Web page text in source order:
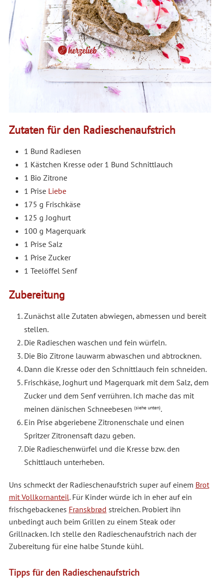
Zutaten für den Radieschenaufstrich
1 Bund Radiesen
1 Kästchen Kresse oder 1 Bund Schnittlauch
1 Bio Zitrone
1 Prise Liebe
175 g Frischkäse
125 g Joghurt
100 g Magerquark
1 Prise Salz
1 Prise Zucker
1 Teelöffel Senf
Zubereitung
Zunächst alle Zutaten abwiegen, abmessen und bereit
stellen.
Die Radieschen waschen und fein würfeln.
Die Bio Zitrone lauwarm abwaschen und abtrocknen.
Dann die Kresse oder den Schnittlauch fein schneiden.
Frischkäse, Joghurt und Magerquark mit dem Salz, dem
Zucker und dem Senf verrühren. Ich mache das mit
meinen dänischen Schneebesen (siehe unten).
Ein Prise abgeriebene Zitronenschale und einen
Spritzer Zitronensaft dazu geben.
Die Radieschenwürfel und die Kresse bzw. den
Schittlauch unterheben.
Uns schmeckt der Radieschenaufstrich super auf einem Brot
mit Vollkornanteil. Für Kinder würde ich in eher auf ein
frischgebackenes Franskbrød streichen. Probiert ihn
unbedingt auch beim Grillen zu einem Steak oder
Grillnacken. Ich stelle den Radieschenaufstrich nach der
Zubereitung für eine halbe Stunde kühl.
Tipps für den Radieschenaufstrich